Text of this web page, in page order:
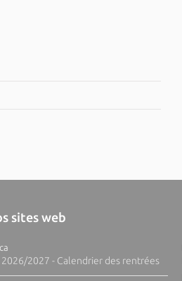
sites web
2027 - Calendrier des rentrées